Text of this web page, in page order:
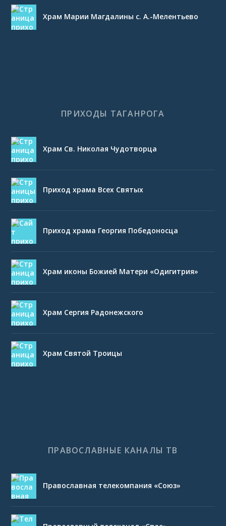
Храм Марии Магдалины с. А.-Мелентьево
ПРИХОДЫ ТАГАНРОГА
Храм Св. Николая Чудотворца
Приход храма Всех Святых
Приход храма Георгия Победоносца
Храм иконы Божией Матери «Одигитрия»
Храм Сергия Радонежского
Храм Святой Троицы
ПРАВОСЛАВНЫЕ КАНАЛЫ ТВ
Православная телекомпания «Союз»